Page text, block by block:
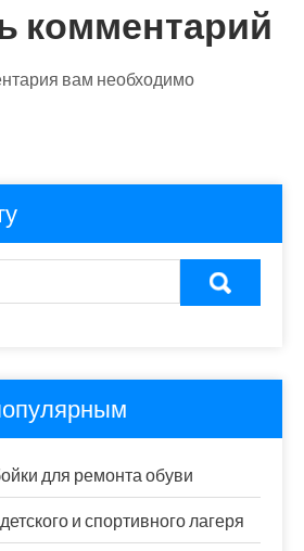
комментарий
вам необходимо
для ремонта обуви
и спортивного лагеря